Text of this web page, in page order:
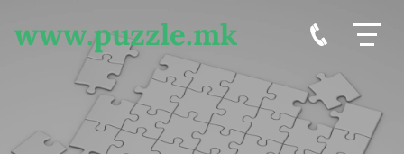
www.puzzle.mk